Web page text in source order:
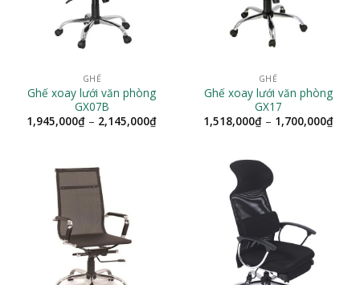
GHẾ
Ghế xoay lưới văn phòng
GX07B
1,945,000₫ – 2,145,000₫Khoảng
GHẾ
Ghế xoay lưới văn phòng
GX17
1,518,000₫ – 1,700,000₫
giá: